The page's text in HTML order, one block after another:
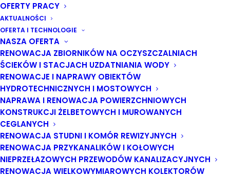
OFERTY PRACY
AKTUALNOŚCI
OFERTA I TECHNOLOGIE
NASZA OFERTA
RENOWACJA ZBIORNIKÓW NA OCZYSZCZALNIACH
ŚCIEKÓW I STACJACH UZDATNIANIA WODY
RENOWACJE I NAPRAWY OBIEKTÓW
HYDROTECHNICZNYCH I MOSTOWYCH
NAPRAWA I RENOWACJA POWIERZCHNIOWYCH
KONSTRUKCJI ŻELBETOWYCH I MUROWANYCH
CEGLANYCH
RENOWACJA STUDNI I KOMÓR REWIZYJNYCH
RENOWACJA PRZYKANALIKÓW I KOŁOWYCH
NIEPRZEŁAZOWYCH PRZEWODÓW KANALIZACYJNYCH
RENOWACJA WIELKOWYMIAROWYCH KOLEKTORÓW
Jesteśmy Złotym Sponsorem VII Konferencji
„Renowacja Wykładzinami (Rękawami) Utwardzanymi na
Miejscu”
Miło nam poinformować, że jesteśmySponsorem
Złotym7. edycji Konferencji CIPP „Renowacja
Wykładzinami (Rękawami) Utwardzanymi na
Miejscu”, która odbędzie się w dniach od 11 do 13
stycznia 2023 r. w Zakopanem.